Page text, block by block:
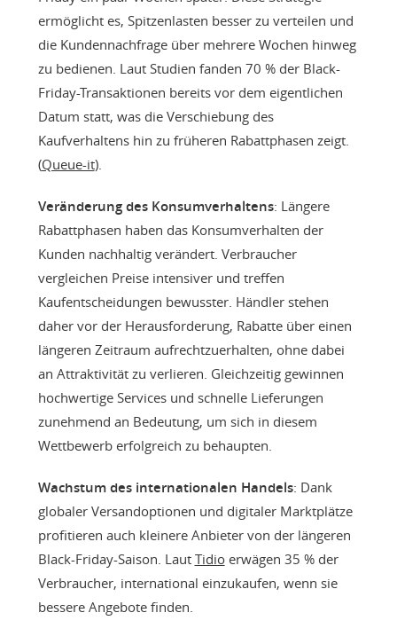
ermöglicht es, Spitzenlasten besser zu verteilen und
die Kundennachfrage über mehrere Wochen hinweg
zu bedienen. Laut Studien fanden 70 % der Black-
Friday-Transaktionen bereits vor dem eigentlichen
Datum statt, was die Verschiebung des
Kaufverhaltens hin zu früheren Rabattphasen zeigt.
(Queue-it).
Veränderung des Konsumverhaltens: Längere
Rabattphasen haben das Konsumverhalten der
Kunden nachhaltig verändert. Verbraucher
vergleichen Preise intensiver und treffen
Kaufentscheidungen bewusster. Händler stehen
daher vor der Herausforderung, Rabatte über einen
längeren Zeitraum aufrechtzuerhalten, ohne dabei
an Attraktivität zu verlieren. Gleichzeitig gewinnen
hochwertige Services und schnelle Lieferungen
zunehmend an Bedeutung, um sich in diesem
Wettbewerb erfolgreich zu behaupten.
Wachstum des internationalen Handels: Dank
globaler Versandoptionen und digitaler Marktplätze
profitieren auch kleinere Anbieter von der längeren
Black-Friday-Saison. Laut Tidioerwägen 35 % der
Verbraucher, international einzukaufen, wenn sie
bessere Angebote finden.